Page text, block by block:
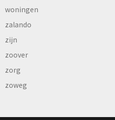
woningen
zalando
zijn
zoover
zorg
zoweg